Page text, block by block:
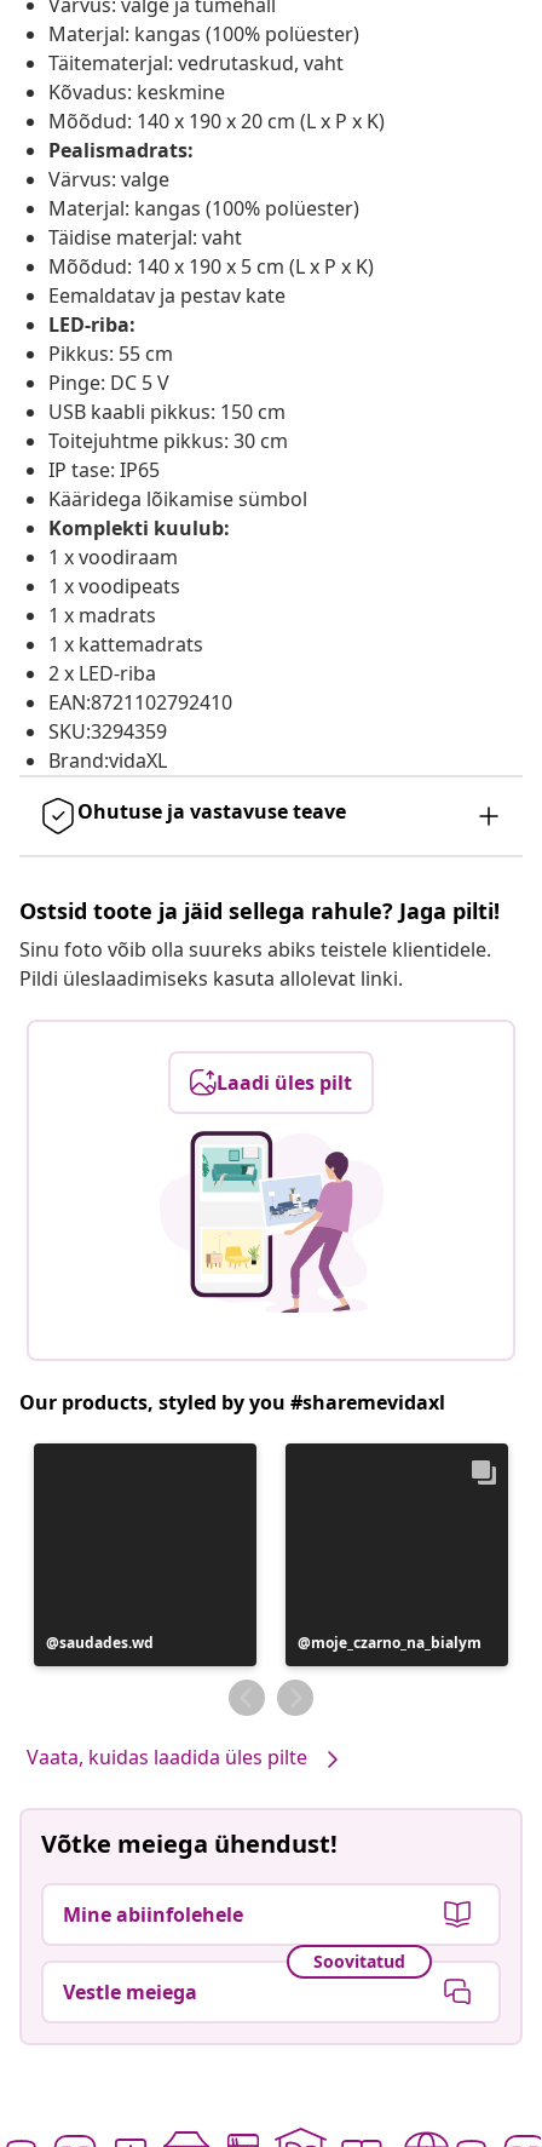
Materjal: kangas (100% polüester)
Täitematerjal: vedrutaskud, vaht
Kõvadus: keskmine
Mõõdud: 140 x 190 x 20 cm (L x P x K)
Pealismadrats:
Värvus: valge
Materjal: kangas (100% polüester)
Täidise materjal: vaht
Mõõdud: 140 x 190 x 5 cm (L x P x K)
Eemaldatav ja pestav kate
LED-riba:
Pikkus: 55 cm
Pinge: DC 5 V
USB kaabli pikkus: 150 cm
Toitejuhtme pikkus: 30 cm
IP tase: IP65
Kääridega lõikamise sümbol
Komplekti kuulub:
1 x voodiraam
1 x voodipeats
1 x madrats
1 x kattemadrats
2 x LED-riba
EAN:8721102792410
SKU:3294359
Brand:vidaXL
Ohutuse ja vastavuse teave
Ostsid toote ja jäid sellega rahule? Jaga pilti!
Sinu foto võib olla suureks abiks teistele klientidele.
Pildi üleslaadimiseks kasuta allolevat linki.
Laadi üles pilt
Our products, styled by you #sharemevidaxl
Postitus
avaldatud
saudades.wd
Postitus
avaldatud
moje_czarno_na_bialym
Vaata, kuidas laadida üles pilte
Võtke meiega ühendust!
Mine abiinfolehele
Soovitatud
Vestle meiega